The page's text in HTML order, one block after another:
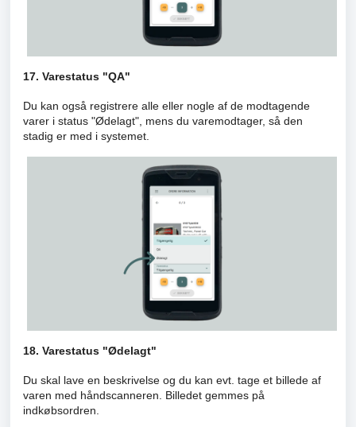
17. Varestatus "QA"
Du kan også registrere alle eller nogle af de modtagende
varer i status "Ødelagt", mens du varemodtager, så den
stadig er med i systemet.
18. Varestatus "Ødelagt"
Du skal lave en beskrivelse og du kan evt. tage et billede af
varen med håndscanneren. Billedet gemmes på
indkøbsordren.